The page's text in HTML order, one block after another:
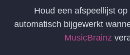
Houd een afspeellijst op
automatisch bijgewerkt
MusicBrainz